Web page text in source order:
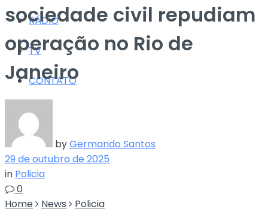
RÁDIO
TV
CONTATO
sociedade civil repudiam
operação no Rio de
Janeiro
byGermando Santos
29 de outubro de 2025
in Policia
0
Home
News Policia